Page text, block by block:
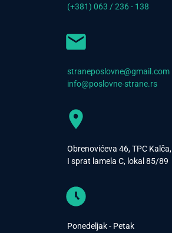
(+381) 063 / 236 - 138
straneposlovne@gmail.com
info@poslovne-strane.rs
Obrenovićeva 46, TPC Kalča,
I sprat lamela C, lokal 85/89
Ponedeljak - Petak